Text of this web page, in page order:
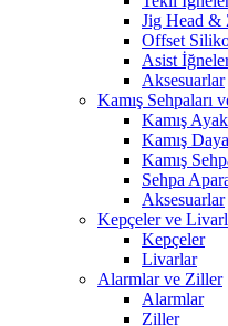
Jig Head &
Offset
Asist
Aksesuarlar
Kamış Sehpaları
Kamış
Kamış
Kamış
Sehpa
Aksesuarlar
Kepçeler ve
Kepçeler
Livarlar
Alarmlar ve Ziller
Alarmlar
Ziller